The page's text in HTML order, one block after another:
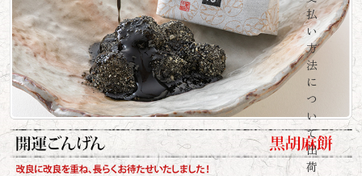
払
い
方
法
に
つ
い
て
出
荷